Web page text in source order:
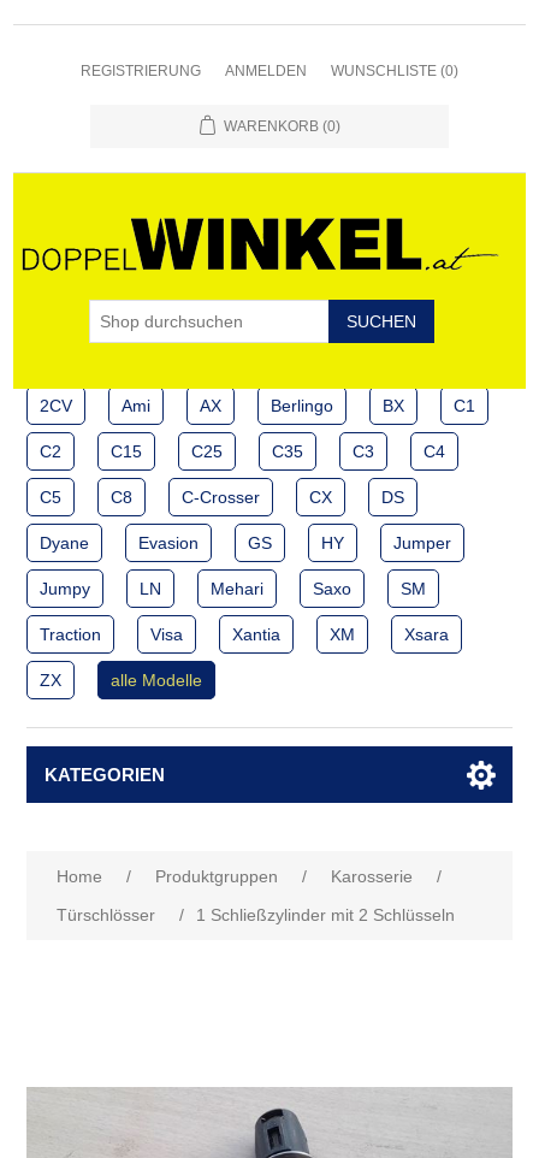
REGISTRIERUNG ANMELDEN WUNSCHLISTE (0)
WARENKORB (0)
2CV Ami AX Berlingo BX C1
C2 C15 C25 C35 C3 C4
C5 C8 C-Crosser CX DS
Dyane Evasion GS HY Jumper
Jumpy LN Mehari Saxo SM
Traction Visa Xantia XM Xsara
ZX alle Modelle
KATEGORIEN
Home / Produktgruppen / Karosserie
/
Türschlösser
/ 1 Schließzylinder mit 2 Schlüsseln